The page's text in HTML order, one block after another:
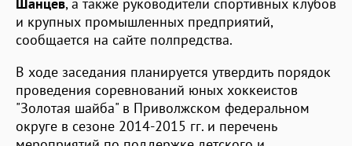
и крупных промышленных предприятий,
сообщается на сайте полпредства.
В ходе заседания планируется утвердить порядок
проведения соревнований юных хоккеистов
"Золотая шайба" в Приволжском федеральном
округе в сезоне 2014-2015 гг. и перечень